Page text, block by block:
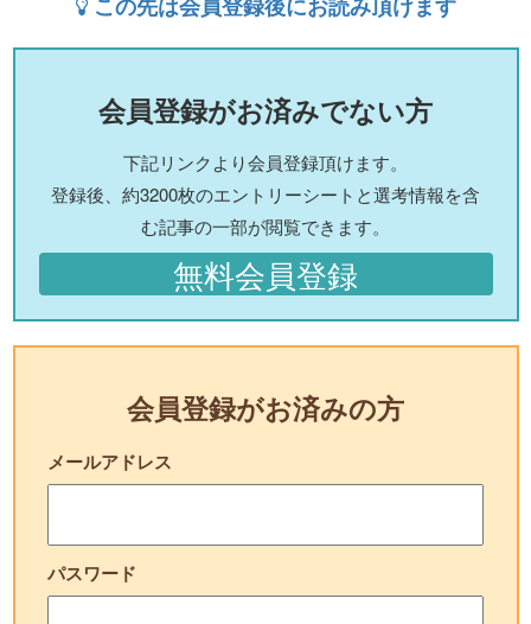
会員登録がお済みでない方
下記リンクより会員登録頂けます。
登録後、約3200枚のエントリーシートと選考情報を含
む記事の一部が閲覧できます。
無料会員登録
会員登録がお済みの方
メールアドレス
パスワード